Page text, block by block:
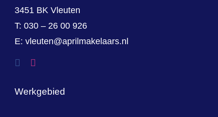
3451 BK Vleuten
T: 030 – 26 00 926
E: vleuten@aprilmakelaars.nl
Werkgebied